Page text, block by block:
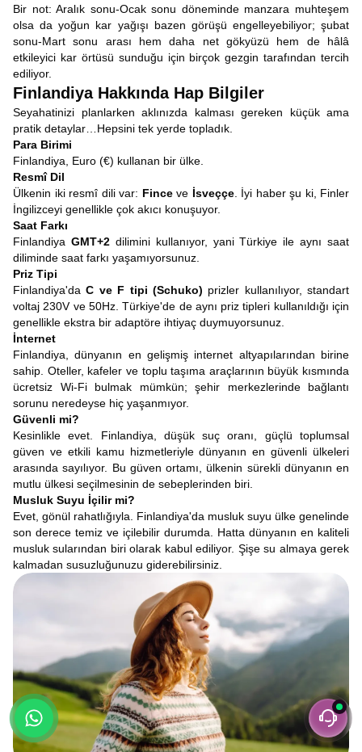
Bir not: Aralık sonu-Ocak sonu döneminde manzara muhteşem
olsa da yoğun kar yağışı bazen görüşü engelleyebiliyor; şubat
sonu-Mart sonu arası hem daha net gökyüzü hem de hâlâ
etkileyici kar örtüsü sunduğu için birçok gezgin tarafından tercih
ediliyor.
Finlandiya Hakkında Hap Bilgiler
Seyahatinizi planlarken aklınızda kalması gereken küçük ama
pratik detaylar…Hepsini tek yerde topladık.
Para Birimi
Finlandiya, Euro (€) kullanan bir ülke.
Resmî Dil
Ülkenin iki resmî dili var: Finceve İsveççe. İyi haber şu ki, Finler
İngilizceyi genellikle çok akıcı konuşuyor.
Saat Farkı
Finlandiya GMT+2dilimini kullanıyor, yani Türkiye ile aynı saat
diliminde saat farkı yaşamıyorsunuz.
Priz Tipi
Finlandiya'daC ve F tipi (Schuko) prizler kullanılıyor, standart
voltaj 230V ve 50Hz. Türkiye'de de aynı priz tipleri kullanıldığı için
genellikle ekstra bir adaptöre ihtiyaç duymuyorsunuz.
İnternet
Finlandiya, dünyanın en gelişmiş internet altyapılarından birine
sahip. Oteller, kafeler ve toplu taşıma araçlarının büyük kısmında
ücretsiz Wi-Fi bulmak mümkün; şehir merkezlerinde bağlantı
sorunu neredeyse hiç yaşanmıyor.
Güvenli mi?
Kesinlikle evet. Finlandiya, düşük suç oranı, güçlü toplumsal
güven ve etkili kamu hizmetleriyle dünyanın en güvenli ülkeleri
arasında sayılıyor. Bu güven ortamı, ülkenin sürekli dünyanın en
mutlu ülkesi seçilmesinin de sebeplerinden biri.
Musluk Suyu İçilir mi?
Evet, gönül rahatlığıyla. Finlandiya'da musluk suyu ülke genelinde
son derece temiz ve içilebilir durumda. Hatta dünyanın en kaliteli
musluk sularından biri olarak kabul ediliyor. Şişe su almaya gerek
kalmadan susuzluğunuzu giderebilirsiniz.